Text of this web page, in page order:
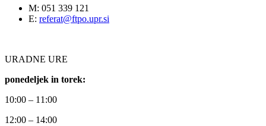
M: 051 339 121
E: referat@ftpo.upr.si
URADNE URE
ponedeljek in torek:
10:00 – 11:00
12:00 – 14:00